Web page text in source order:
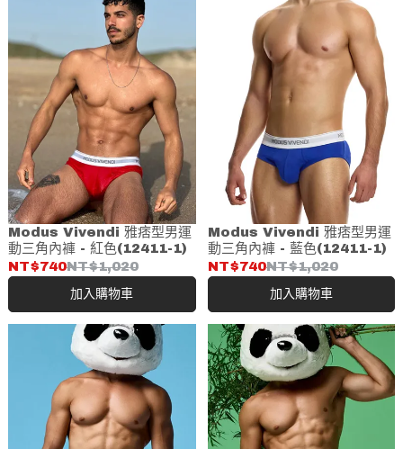
Modus Vivendi 雅痞型男運
動三角內褲 - 紅色(12411-1)
NT$740NT$1,020
加入購物車
Modus Vivendi 雅痞型男運
動三角內褲 - 藍色(12411-1)
NT$740NT$1,020
加入購物車